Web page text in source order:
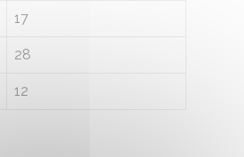
17
28
12